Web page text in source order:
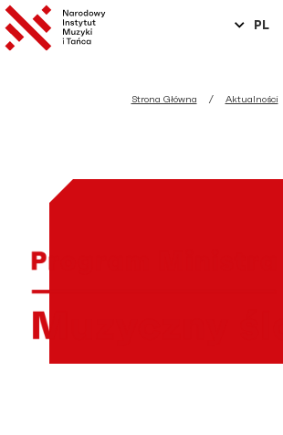
PL
Strona Główna Aktualności